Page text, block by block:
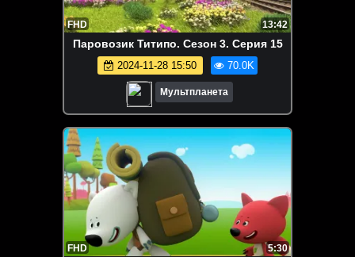
FHD 13:42
Паровозик Титипо. Сезон 3. Серия 15
2024-11-28 15:50 70.0K
Мультпланета
FHD 5:30